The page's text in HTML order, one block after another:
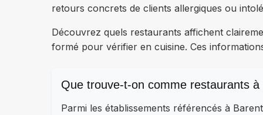
retours concrets de clients allergiques ou
Découvrez quels restaurants affichent
formé pour vérifier en cuisine. Ces
Que trouve-t-on comme restaurants à
Parmi les établissements référencés à